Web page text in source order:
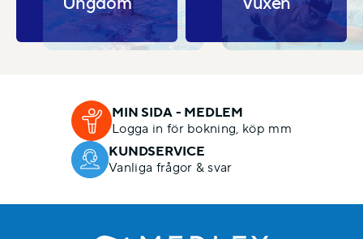
MIN SIDA - MEDLEM
Logga in för bokning, köp mm
KUNDSERVICE
Vanliga frågor & svar